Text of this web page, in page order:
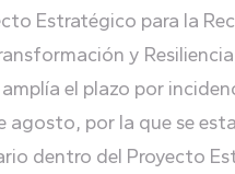
Estratégico para la
y
el plazo por
por la que se
dentro del Proyecto